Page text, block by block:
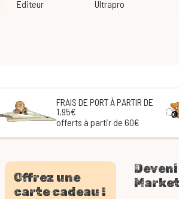
Editeur Ultrapro
FRAIS DE PORT À PARTIR DE
1,95€
offerts à partir de 60€
Offrez une
carte cadeau !